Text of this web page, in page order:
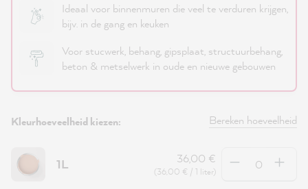
Ideaal voor binnenmuren die veel te verduren krijgen,
bijv. in de gang en keuken
Voor stucwerk, behang, gipsplaat, structuurbehang,
beton & metselwerk in oude en nieuwe gebouwen
Kleurhoeveelheid kiezen: Bereken hoeveelheid
1L 36,00 €
(36,00 € / 1 liter)
Hoeveelheid